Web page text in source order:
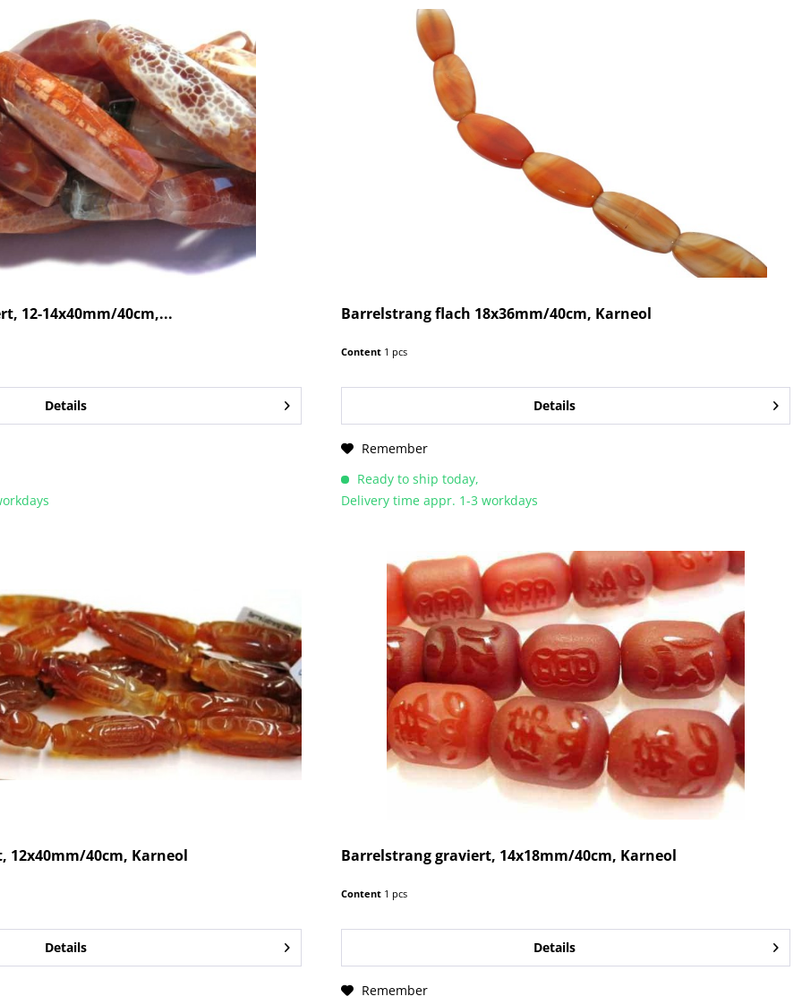
12-14x40mm/40cm,...
Details
Barrelstrang flach 18x36mm/40cm, Karneol
Content 1 pcs
Details
Remember
Ready to ship today,
Delivery time appr. 1-3 workdays
12x40mm/40cm, Karneol
Details
Barrelstrang graviert, 14x18mm/40cm, Karneol
Content 1 pcs
Details
Remember